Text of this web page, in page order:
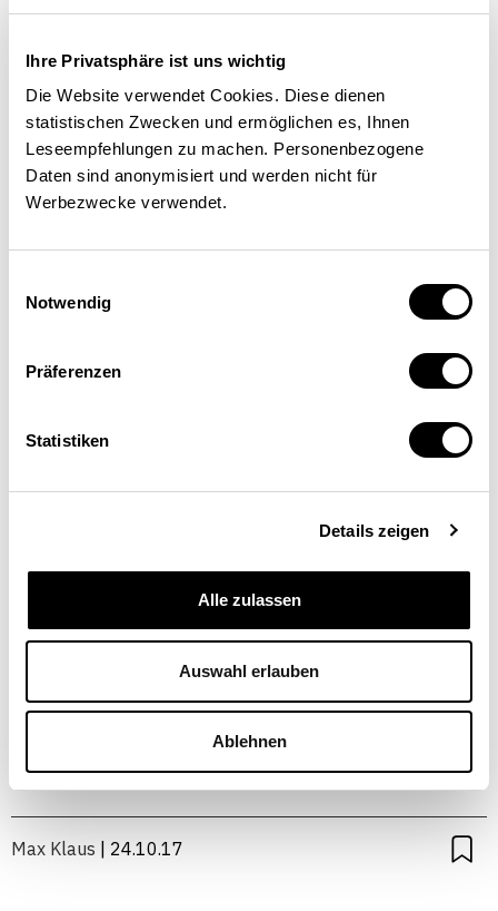
Ihre Privatsphäre ist uns wichtig
Die Website verwendet Cookies. Diese dienen
statistischen Zwecken und ermöglichen es, Ihnen
Leseempfehlungen zu machen. Personenbezogene
Daten sind anonymisiert und werden nicht für
Werbezwecke verwendet.
Notwendig
Präferenzen
Statistiken
Details zeigen
Alle zulassen
Auswahl erlauben
Ablehnen
cyberespace
FINANCE / FISCALITÉ
Arié Malz| 24.10.17
La Confédération veut développer
la protection contre les
cyberrisques
FINANCE / FISCALITÉ
Max Klaus | 24.10.17